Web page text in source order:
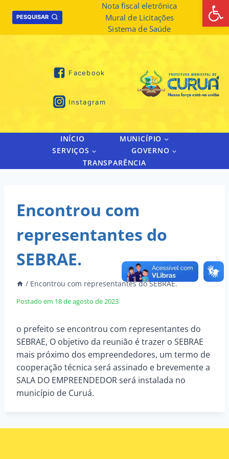
PESQUISAR
Nota fiscal eletrônica
Mural de Licitações
Sistema de Saúde
Facebook
Instagram
INÍCIO
MUNICÍPIO
SERVIÇOS
GOVERNO
TRANSPARÊNCIA
Encontrou com
representantes do
SEBRAE.
/ Encontrou com representantes do SEBRAE.
Postado em 18 de agosto de 2023
o prefeito se encontrou com representantes do
SEBRAE, O objetivo da reunião é trazer o SEBRAE
mais próximo dos empreendedores, um termo de
cooperação técnica será assinado e brevemente a
SALA DO EMPREENDEDOR será instalada no
município de Curuá.